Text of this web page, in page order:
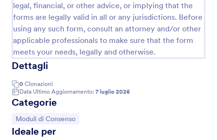
legal, financial, or other advice, or implying that the
forms are legally valid in all or any jurisdictions. Before
using any such form, consult an attorney and/or other
applicable professionals to make sure that the form
meets your needs, legally and otherwise.
Dettagli
0 Clonazioni
Data Ultimo Aggiornamento: 7 luglio 2026
Categorie
Vai alla Categoria:
Moduli di Consenso
Ideale per
Usa Template
Anteprima
Informazioni su Moduli per la Moda